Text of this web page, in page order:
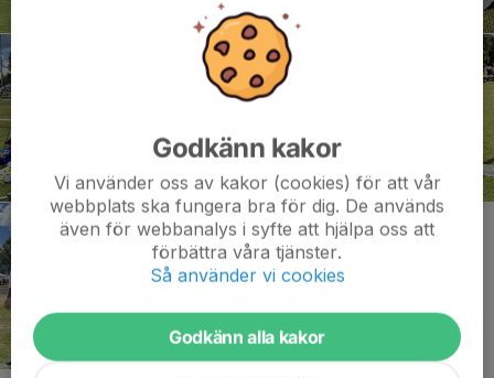
Godkänn kakor
Vi använder oss av kakor (cookies) för att vår
webbplats ska fungera bra för dig. De används
även för webbanalys i syfte att hjälpa oss att
förbättra våra tjänster.
Så använder vi cookies
Godkänn alla kakor